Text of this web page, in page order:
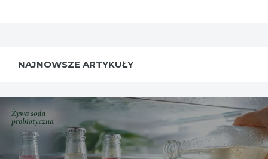
NAJNOWSZE ARTYKUŁY